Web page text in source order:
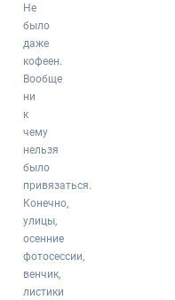
Не
было
даже
кофеен.
Вообще
ни
к
чему
нельзя
было
привязаться.
Конечно,
улицы,
осенние
фотосессии,
венчик,
листики